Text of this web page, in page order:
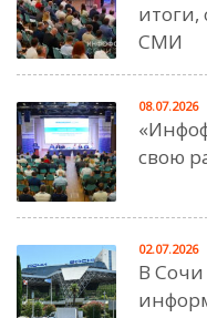
СМИ
свою
08.07.2026
В
02.07.2026